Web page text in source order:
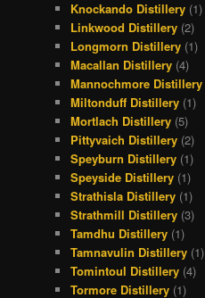
Knockando Distillery (1)
Linkwood Distillery (2)
Longmorn Distillery (1)
Macallan Distillery (4)
Mannochmore Distillery
Miltonduff Distillery (1)
Mortlach Distillery (5)
Pittyvaich Distillery (2)
Speyburn Distillery (1)
Speyside Distillery (1)
Strathisla Distillery (1)
Strathmill Distillery (3)
Tamdhu Distillery (1)
Tamnavulin Distillery (1)
Tomintoul Distillery (4)
Tormore Distillery (1)